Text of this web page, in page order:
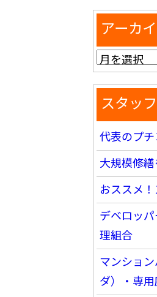
アーカ
スタッ
代表のプチ
大規模修
おススメ！
デベロッ
理組合
マンショ
ダ）・専